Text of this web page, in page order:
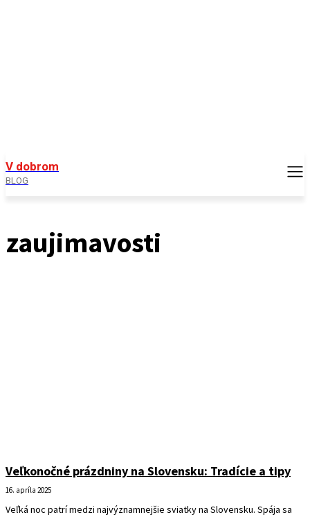
V dobrom
BLOG
zaujimavosti
Veľkonočné prázdniny na Slovensku: Tradície a tipy
16. apríla 2025
Veľká noc patrí medzi najvýznamnejšie sviatky na Slovensku. Spája sa